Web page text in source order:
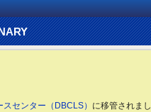
センター（DBCLS） に移管されまし